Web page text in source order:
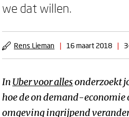
we dat willen.
Rens Lieman | 16 maart 2018 |
In Uber voor allesonderzoekt
hoe de on demand-economie
omgeving ingrijpend